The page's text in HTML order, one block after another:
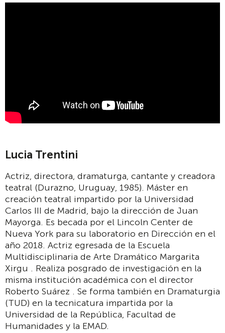
Lucia Trentini
Actriz, directora, dramaturga, cantante y creadora
teatral (Durazno, Uruguay, 1985). Máster en
creación teatral impartido por la Universidad
Carlos III de Madrid, bajo la dirección de Juan
Mayorga. Es becada por el Lincoln Center de
Nueva York para su laboratorio en Dirección en el
año 2018. Actriz egresada de la Escuela
Multidisciplinaria de Arte Dramático Margarita
Xirgu . Realiza posgrado de investigación en la
misma institución académica con el director
Roberto Suárez . Se forma también en Dramaturgia
(TUD) en la tecnicatura impartida por la
Universidad de la República, Facultad de
Humanidades y la EMAD.